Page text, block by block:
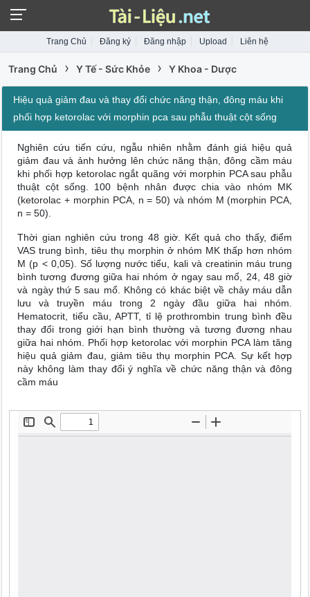
Trang Chủ Đăng ký Đăng nhập Upload Liên hệ
Trang Chủ › Y Tế - Sức Khỏe › Y Khoa - Dược
Hiệu quả giảm đau và thay đổi chức năng thận, đông máu khi
phối hợp ketorolac với morphin pca sau phẫu thuật cột sống
Nghiên cứu tiến cứu, ngẫu nhiên nhằm đánh giá hiệu quả
giảm đau và ảnh hưởng lên chức năng thận, đông cầm máu
khi phối hợp ketorolac ngắt quãng với morphin PCA sau phẫu
thuật cột sống. 100 bệnh nhân được chia vào nhóm MK
(ketorolac + morphin PCA, n = 50) và nhóm M (morphin PCA,
n = 50).
Thời gian nghiên cứu trong 48 giờ. Kết quả cho thấy, điểm
VAS trung bình, tiêu thụ morphin ở nhóm MK thấp hơn nhóm
M (p < 0,05). Số lượng nước tiểu, kali và creatinin máu trung
bình tương đương giữa hai nhóm ở ngay sau mổ, 24, 48 giờ
và ngày thứ 5 sau mổ. Không có khác biệt về chảy máu dẫn
lưu và truyền máu trong 2 ngày đầu giữa hai nhóm.
Hematocrit, tiểu cầu, APTT, tỉ lệ prothrombin trung bình đều
thay đổi trong giới hạn bình thường và tương đương nhau
giữa hai nhóm. Phối hợp ketorolac với morphin PCA làm tăng
hiệu quả giảm đau, giảm tiêu thụ morphin PCA. Sự kết hợp
này không làm thay đổi ý nghĩa về chức năng thận và đông
cầm máu